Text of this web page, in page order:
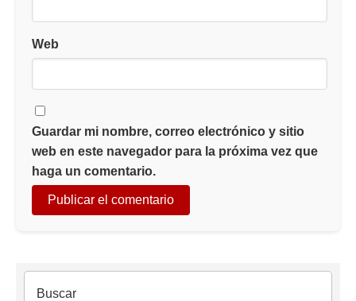
Web
Guardar mi nombre, correo electrónico y sitio
web en este navegador para la próxima vez que
haga un comentario.
Buscar